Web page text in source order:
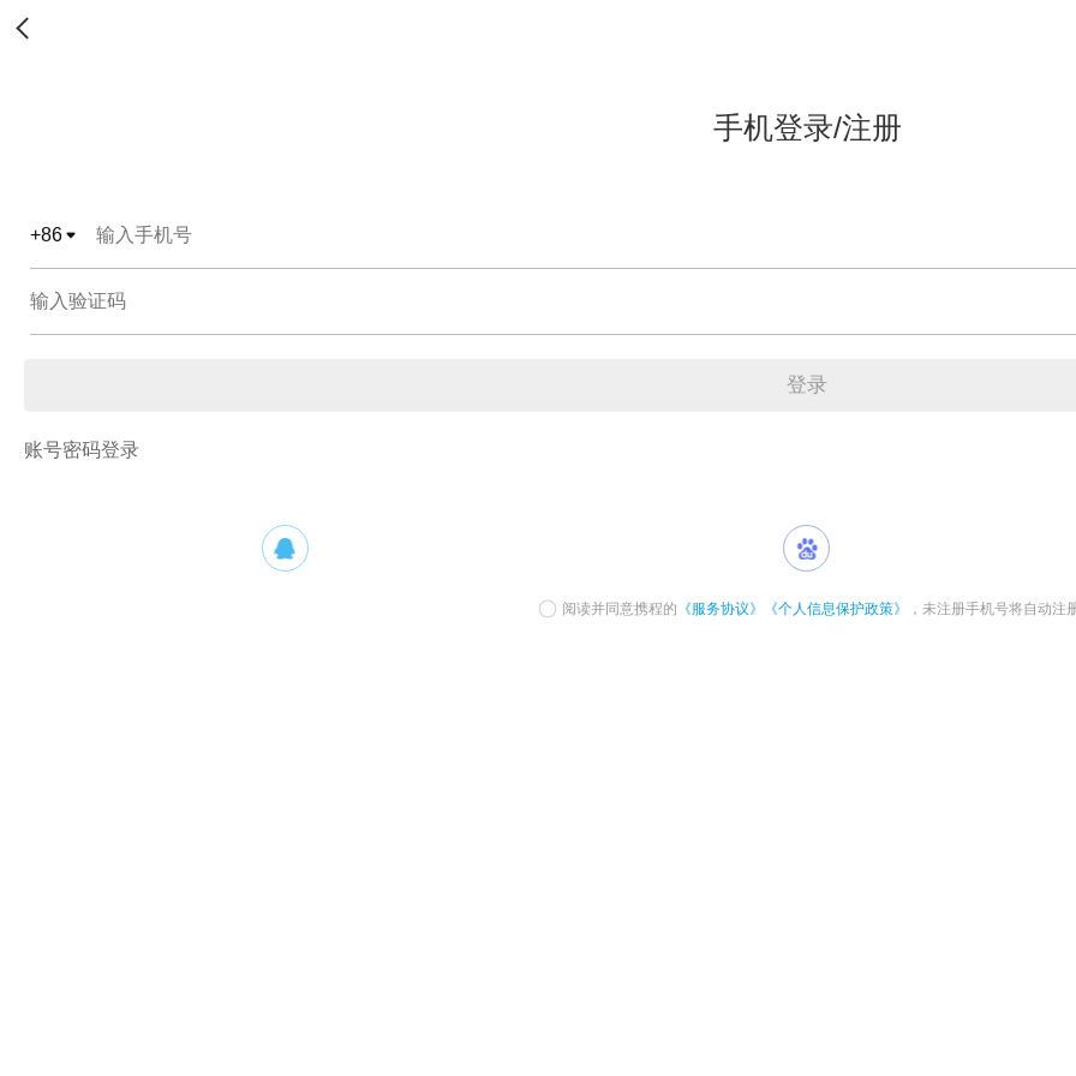
手机登录/注册
+86
登录
账号密码登录
阅读并同意携程的 《服务协议》 《个人信息保护政策》 ，未注册手机号将自动注